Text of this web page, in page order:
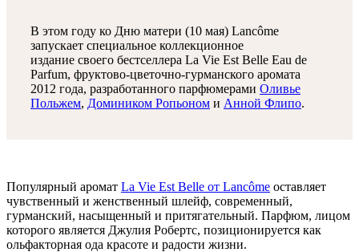
В этом году ко Дню матери (10 мая) Lancôme
запускает специальное коллекционное
издание своего бестселлера La Vie Est Belle Eau de
Parfum, фруктово-цветочно-гурманского аромата
2012 года, разработанного парфюмерами Оливье
Польжем, Домиником Ропьоном и Анной Флипо.
Популярный аромат La Vie Est Belle от Lancôme оставляет
чувственный и женственный шлейф, современный,
гурманский, насыщенный и притягательный. Парфюм, лицом
которого является Джулия Робертс, позиционируется как
ольфакторная ода красоте и радости жизни.